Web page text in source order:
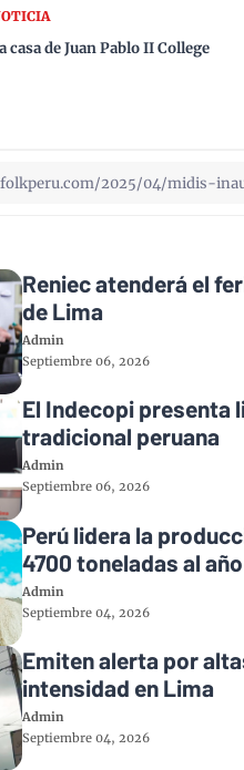
casa de Juan Pablo II College
Reniec atenderá el
de Lima
Admin
Septiembre 06, 2026
El Indecopi presenta
tradicional peruana
Admin
Septiembre 06, 2026
Perú lidera la
4700 toneladas al año
Admin
Septiembre 04, 2026
Emiten alerta por
intensidad en Lima
Admin
Septiembre 04, 2026